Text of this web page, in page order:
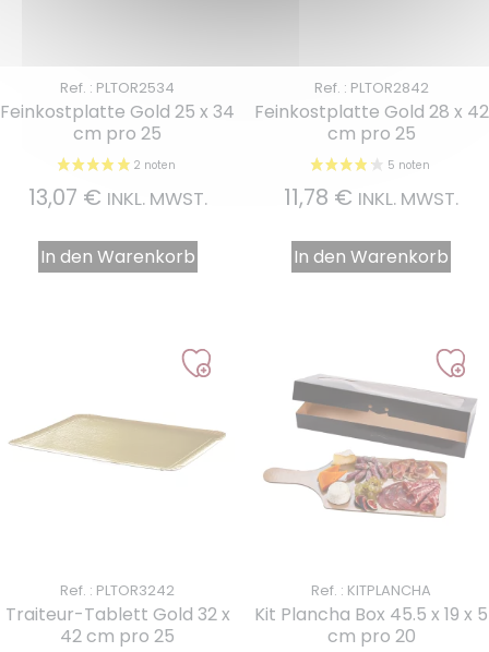
Ref. : PLTOR2534
Feinkostplatte Gold 25 x 34
cm pro 25
13,07 € INKL. MWST.
In den Warenkorb
Ref. : PLTOR2842
Feinkostplatte Gold 28 x 42
cm pro 25
11,78 € INKL. MWST.
In den Warenkorb
Ref. : PLTOR3242
Traiteur-Tablett Gold 32 x
42 cm pro 25
Ref. : KITPLANCHA
Kit Plancha Box 45.5 x 19 x 5
cm pro 20